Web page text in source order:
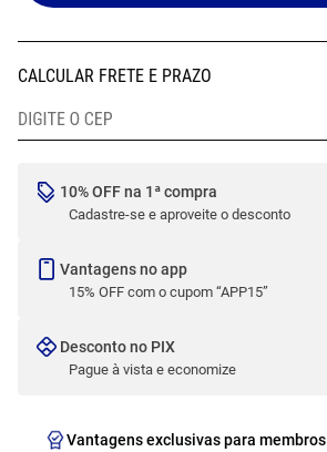
10% OFF na 1ª compra
Cadastre-se e aproveite o desconto
Vantagens no app
15% OFF com o cupom “APP15”
Desconto no PIX
Pague à vista e economize
Vantagens exclusivas para membros